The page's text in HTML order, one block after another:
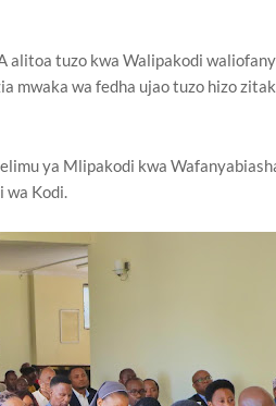
alitoa tuzo kwa Walipakodi
wa fedha ujao tuzo hizo
ya Mlipakodi kwa
wa Kodi.